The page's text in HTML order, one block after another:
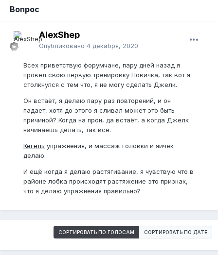
Вопрос
AlexShep
Опубликовано 4 декабря, 2020
Всех приветствую форумчане, пару дней назад я
провел свою первую тренировку Новичка, так вот я
столкнулся с тем что, я не могу сделать Джелк.
Он встаёт, я делаю пару раз повторений, и он
падает, хотя до этого я сливал может это быть
причиной? Когда на прон, да встаёт, а когда Джелк
начинаешь делать, так всё.
Кегель упражнения, и массаж головки и яичек
делаю.
И ещё когда я делаю растягивание, я чувствую что в
районе лобка происходят растяжение это признак,
что я делаю упражнения правильно?
СОРТИРОВАТЬ ПО ГОЛОСАМ СОРТИРОВАТЬ ПО ДАТЕ